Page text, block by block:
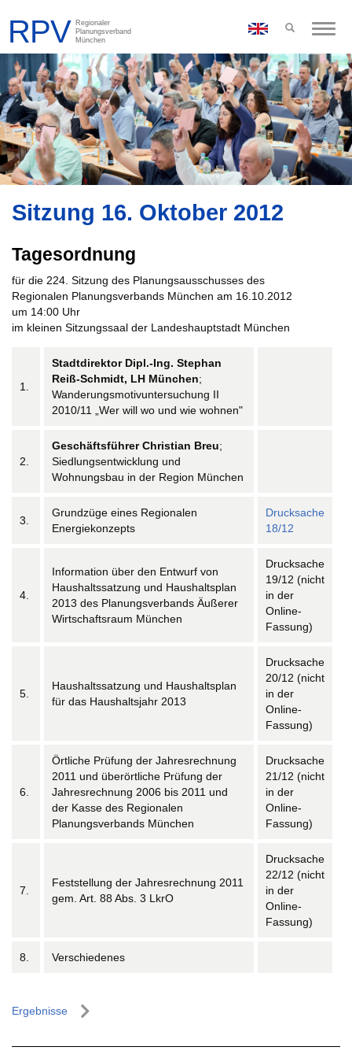
Toggle
Sitzung 16. Oktober 2012
Tagesordnung
für die 224. Sitzung des Planungsausschusses des
Regionalen Planungsverbands München am 16.10.2012
um 14:00 Uhr
im kleinen Sitzungssaal der Landeshauptstadt München
1.
Stadtdirektor Dipl.-Ing. Stephan
Reiß-Schmidt, LH München;
Wanderungsmotivuntersuchung II
2010/11 „Wer will wo und wie wohnen"
2.
Geschäftsführer Christian Breu;
Siedlungsentwicklung und
Wohnungsbau in der Region München
3.
Grundzüge eines Regionalen
Energiekonzepts
Drucksache
18/12
4.
Information über den Entwurf von
Haushaltssatzung und Haushaltsplan
2013 des Planungsverbands Äußerer
Wirtschaftsraum München
Drucksache
19/12 (nicht
in der
Online-
Fassung)
5.
Haushaltssatzung und Haushaltsplan
für das Haushaltsjahr 2013
Drucksache
20/12 (nicht
in der
Online-
Fassung)
6.
Örtliche Prüfung der Jahresrechnung
2011 und überörtliche Prüfung der
Jahresrechnung 2006 bis 2011 und
der Kasse des Regionalen
Planungsverbands München
Drucksache
21/12 (nicht
in der
Online-
Fassung)
7.
Feststellung der Jahresrechnung 2011
gem. Art. 88 Abs. 3 LkrO
Drucksache
22/12 (nicht
in der
Online-
Fassung)
8. Verschiedenes
Ergebnisse